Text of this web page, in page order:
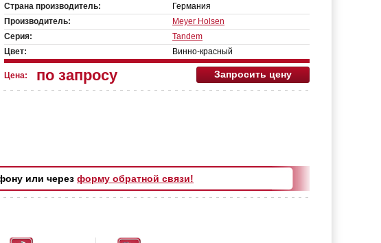
Страна производитель:
Германия
Производитель:
Meyer Holsen
Серия:
Tandem
Цвет:
Винно-красный
Цена: по запросу Запросить цену
или через форму обратной связи!